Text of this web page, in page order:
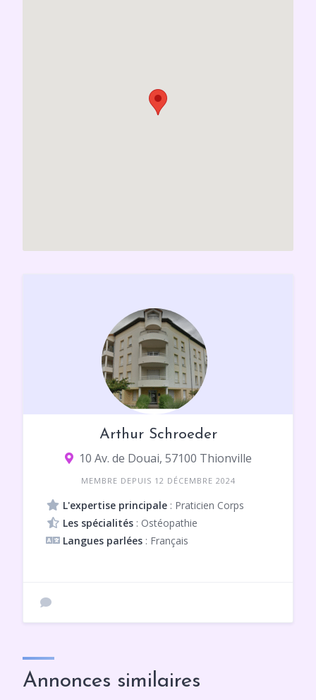
Arthur Schroeder
10 Av. de Douai, 57100 Thionville
MEMBRE DEPUIS 12 DÉCEMBRE 2024
L'expertise principale : Praticien Corps
Les spécialités : Ostéopathie
Langues parlées : Français
Annonces similaires